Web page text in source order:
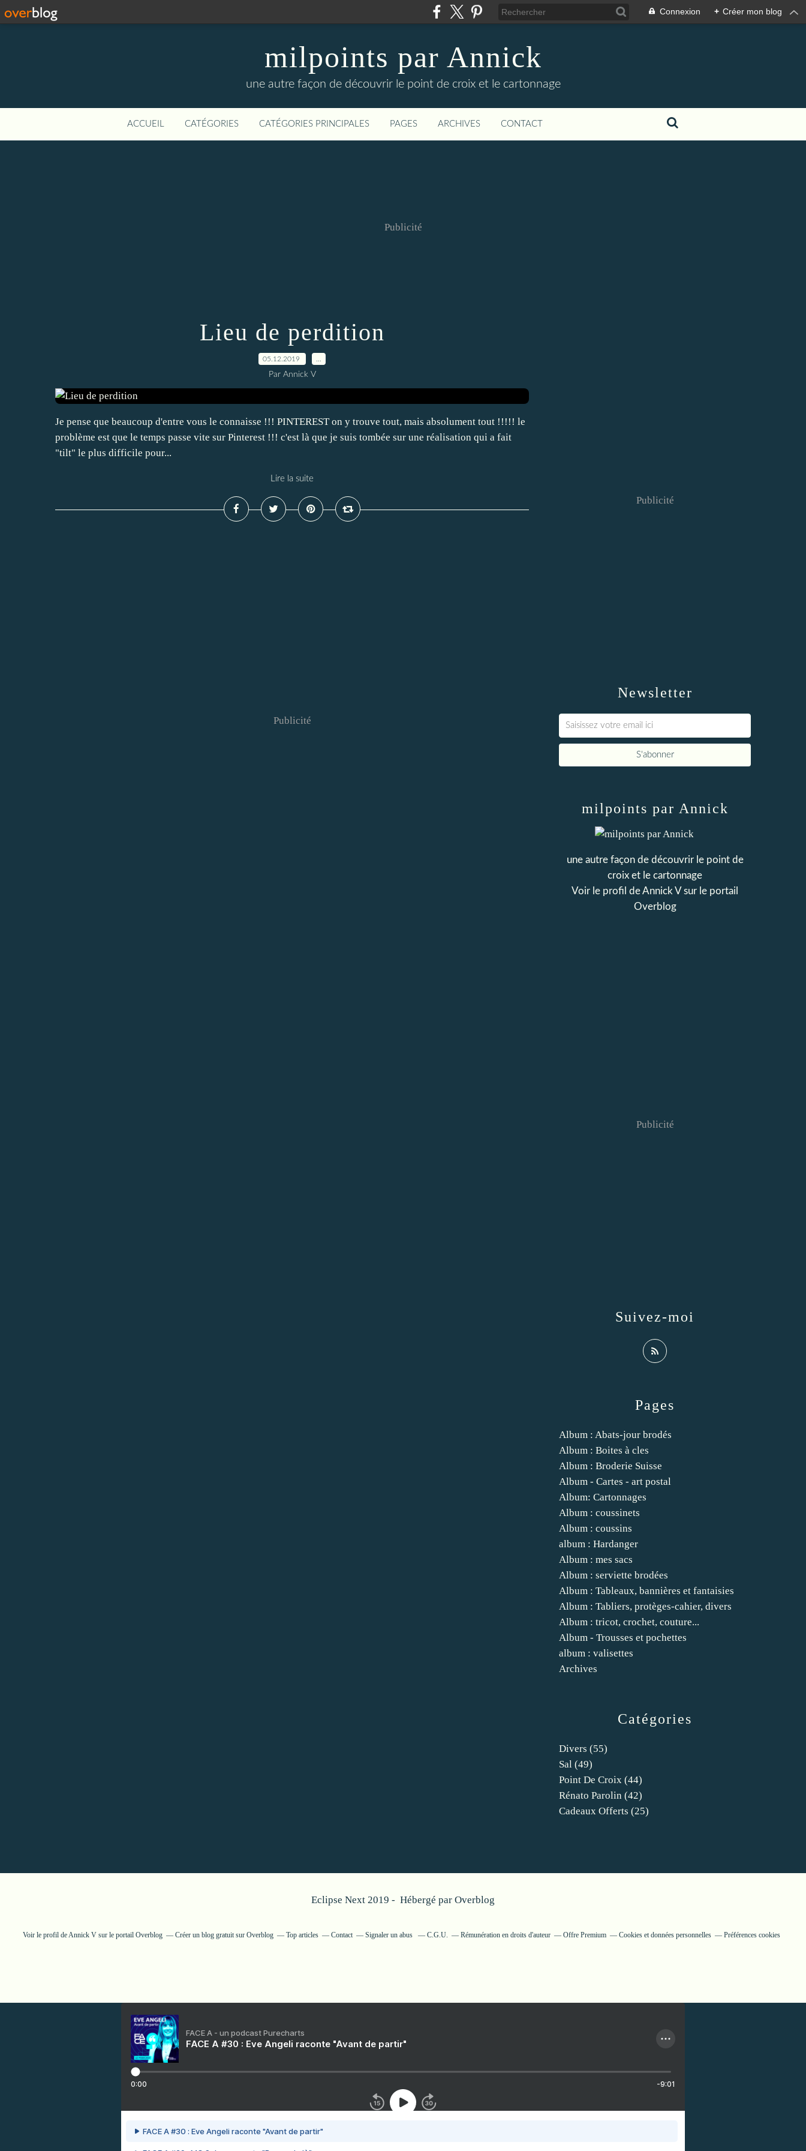
Connexion + Créer mon blog
milpoints par Annick
une autre façon de découvrir le point de croix et le cartonnage
ACCUEIL CATÉGORIES CATÉGORIES PRINCIPALES PAGES ARCHIVES CONTACT
Publicité
Lieu de perdition
05.12.2019
Par Annick V
Je pense que beaucoup d'entre vous le connaisse !!! PINTEREST on y trouve tout, mais absolument tout !!!!! le
problème est que le temps passe vite sur Pinterest !!! c'est là que je suis tombée sur une réalisation qui a fait
"tilt" le plus difficile pour...
Lire la suite
Publicité
Newsletter
Publicité
Catégories
Divers (55)
Sal (49)
Point De Croix (44)
Rénato Parolin (42)
Cadeaux Offerts (25)
Pages
Album : Abats-jour brodés
Album : Boites à cles
Album : Broderie Suisse
Album - Cartes - art postal
Album: Cartonnages
Album : coussinets
Album : coussins
album : Hardanger
Album : mes sacs
Album : serviette brodées
Album : Tableaux, bannières et fantaisies
Album : Tabliers, protèges-cahier, divers
Album : tricot, crochet, couture...
Album - Trousses et pochettes
album : valisettes
Archives
milpoints par Annick
une autre façon de découvrir le point de
croix et le cartonnage
Voir le profil deAnnick V sur le portail
Overblog
Suivez-moi
Publicité
Eclipse Next 2019 - Hébergé par Overblog
Voir le profil deAnnick Vsur le portail Overblog Créer un blog gratuit sur Overblog Top articles Contact Signaler un abus C.G.U. Rémunération en droits d'auteur Offre Premium Cookies et données personnelles Préférences cookies
FACE A - un podcast Purecharts
FACE A #30 : Eve Angeli raconte "Avant de partir"
0:00 -9:01
FACE A #30 : Eve Angeli raconte "Avant de partir"